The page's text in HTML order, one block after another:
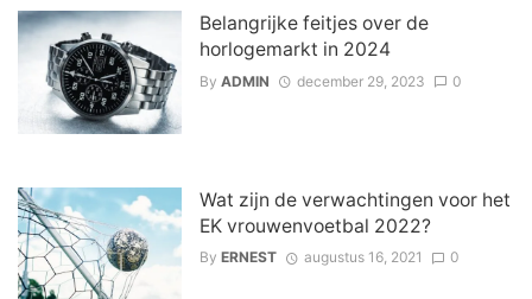
Belangrijke feitjes over de
horlogemarkt in 2024
By ADMIN december 29, 2023 0
Wat zijn de verwachtingen voor het
EK vrouwenvoetbal 2022?
By ERNEST augustus 16, 2021 0